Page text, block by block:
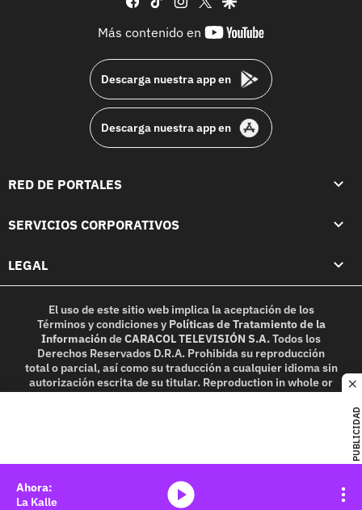
PUBLICIDAD
Más contenido en
youtube-
Descarga nuestra app en
Descarga nuestra app en
RED DE PORTALES
SERVICIOS CORPORATIVOS
LEGAL
El uso de este sitio web implica la aceptación de los
Términos y condicionesy Políticas de Tratamiento de la
InformacióndeCARACOL TELEVISIÓN S.A.Todos los
Derechos Reservados D.R.A. Prohibida su reproducción
total o parcial, así como su traducción a cualquier idioma sin
autorización escrita de su titular. Reproduction in whole or
in part, or translation without written permission is
La Kalle